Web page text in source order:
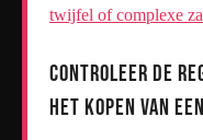
twijfel of complexe
Controleer de
het kopen van